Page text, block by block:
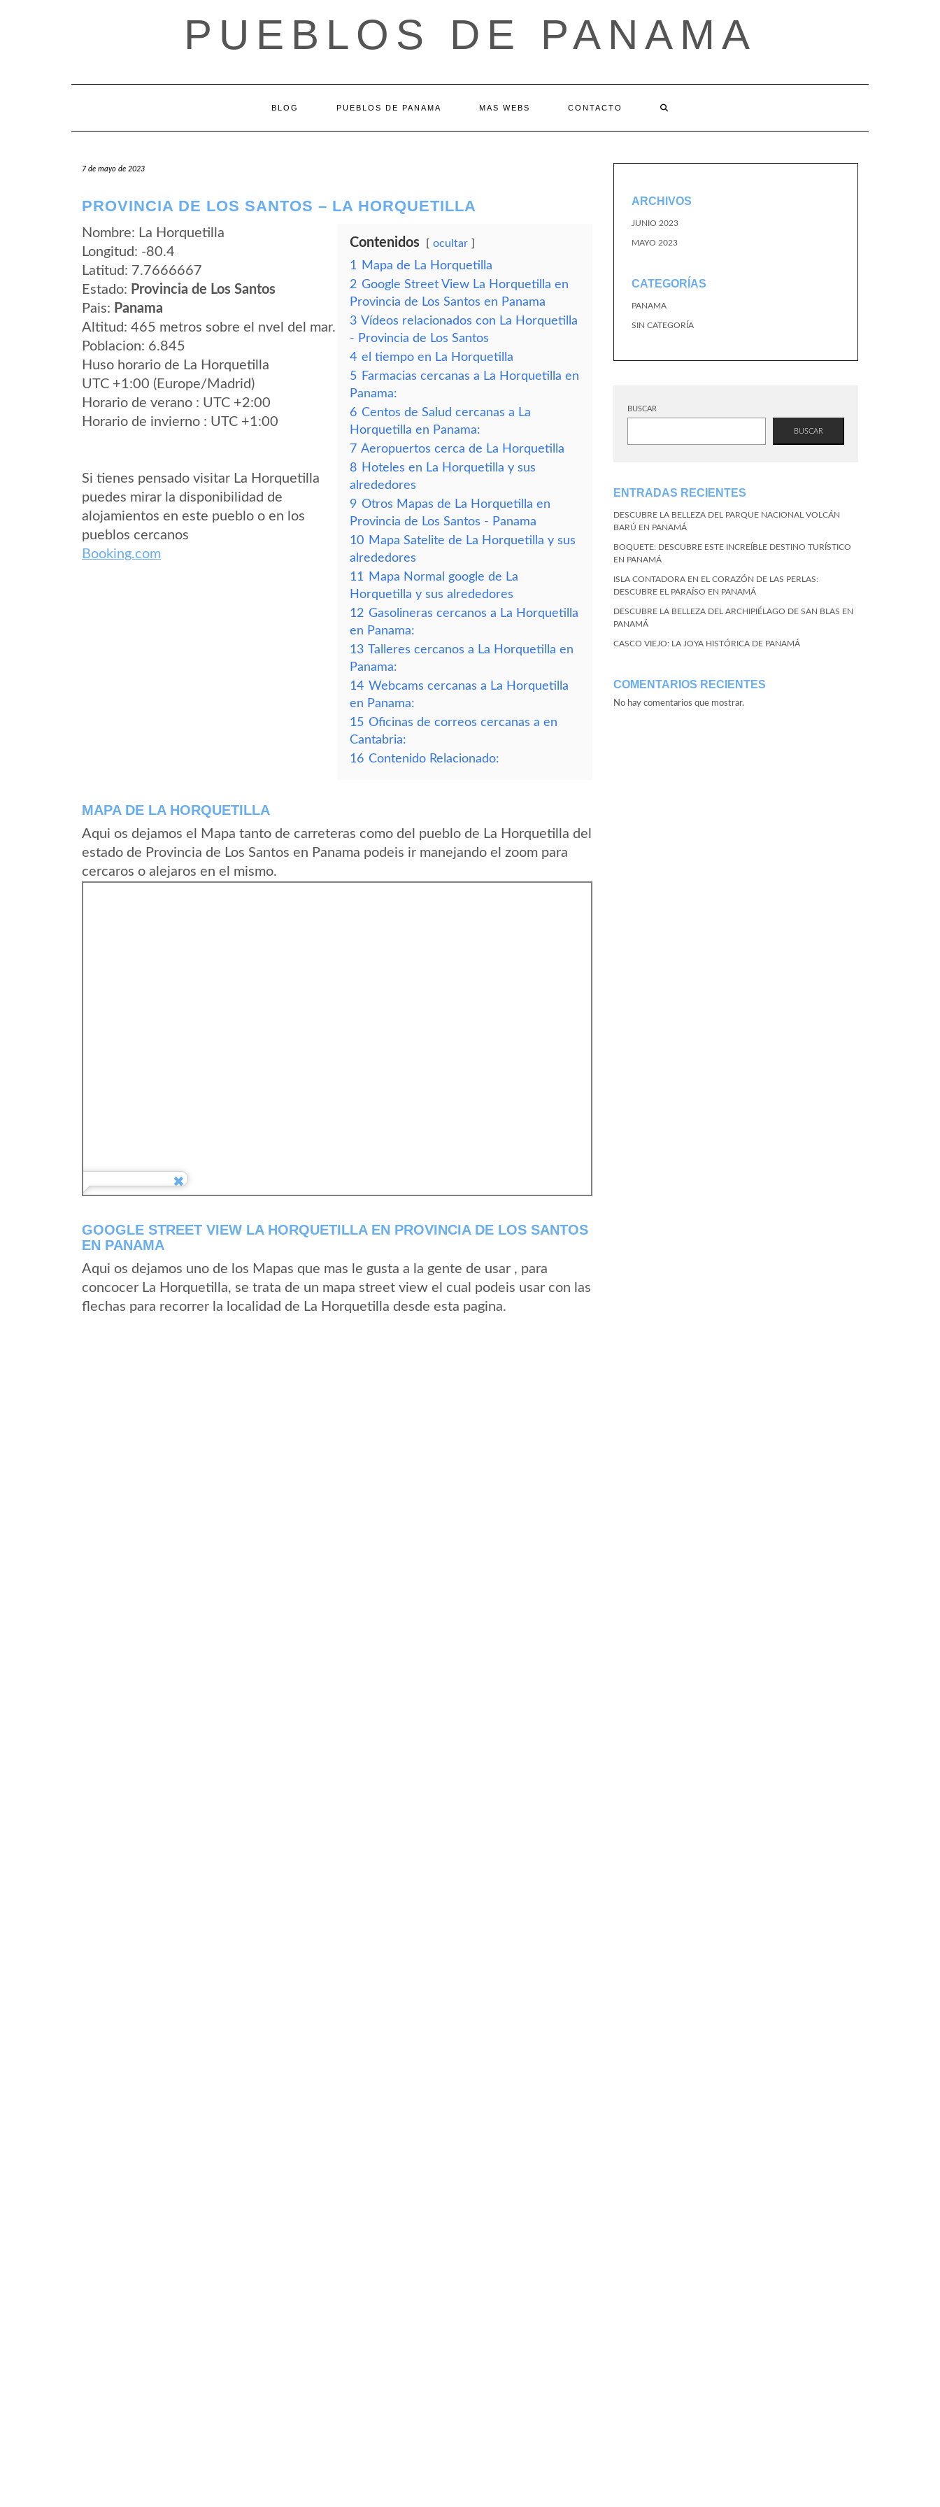
PUEBLOS DE PANAMA
BLOG PUEBLOS DE PANAMA MAS WEBS CONTACTO
7 de mayo de 2023
PROVINCIA DE LOS SANTOS – LA HORQUETILLA
Nombre: La Horquetilla
Longitud: -80.4
Latitud: 7.7666667
Estado: Provincia de Los Santos
Pais: Panama
Altitud: 465 metros sobre el nvel del mar.
Poblacion: 6.845
Huso horario de La Horquetilla
UTC +1:00 (Europe/Madrid)
Horario de verano : UTC +2:00
Horario de invierno : UTC +1:00
Si tienes pensado visitar La Horquetilla
puedes mirar la disponibilidad de
alojamientos en este pueblo o en los
pueblos cercanos
Booking.com
Contenidos ocultar
1
Mapa de La Horquetilla
2 Google Street View La Horquetilla en
Provincia de Los Santos en Panama
3 Vídeos relacionados con La Horquetilla
- Provincia de Los Santos
4 el tiempo en La Horquetilla
5 Farmacias cercanas a La Horquetilla en
Panama:
6 Centos de Salud cercanas a La
Horquetilla en Panama:
7 Aeropuertos cerca de La Horquetilla
8 Hoteles en La Horquetilla y sus
alrededores
9 Otros Mapas de La Horquetilla en
Provincia de Los Santos - Panama
10 Mapa Satelite de La Horquetilla y sus
alrededores
11
Mapa Normal google de La
Horquetilla y sus alrededores
12 Gasolineras cercanos a La Horquetilla
en Panama:
13 Talleres cercanos a La Horquetilla en
Panama:
14 Webcams cercanas a La Horquetilla
en Panama:
15 Oficinas de correos cercanas a en
Cantabria:
16 Contenido Relacionado:
MAPA DE LA HORQUETILLA
Aqui os dejamos el Mapa tanto de carreteras como del pueblo de La Horquetilla del
estado de Provincia de Los Santos en Panama podeis ir manejando el zoom para
cercaros o alejaros en el mismo.
GOOGLE STREET VIEW LA HORQUETILLA EN PROVINCIA DE LOS SANTOS
EN PANAMA
Aqui os dejamos uno de los Mapas que mas le gusta a la gente de usar , para
concocer La Horquetilla, se trata de un mapa street view el cual podeis usar con las
flechas para recorrer la localidad de La Horquetilla desde esta pagina.
ARCHIVOS
JUNIO 2023
MAYO 2023
CATEGORÍAS
PANAMA
SIN CATEGORÍA
BUSCAR
BUSCAR
ENTRADAS RECIENTES
DESCUBRE LA BELLEZA DEL PARQUE NACIONAL VOLCÁN
BARÚ EN PANAMÁ
BOQUETE: DESCUBRE ESTE INCREÍBLE DESTINO TURÍSTICO
EN PANAMÁ
ISLA CONTADORA EN EL CORAZÓN DE LAS PERLAS:
DESCUBRE EL PARAÍSO EN PANAMÁ
DESCUBRE LA BELLEZA DEL ARCHIPIÉLAGO DE SAN BLAS EN
PANAMÁ
CASCO VIEJO: LA JOYA HISTÓRICA DE PANAMÁ
COMENTARIOS RECIENTES
No hay comentarios que mostrar.